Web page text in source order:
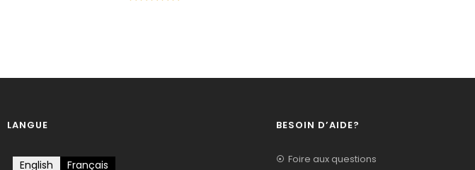
LANGUE
English Français
BESOIN D’AIDE?
Foire aux questions